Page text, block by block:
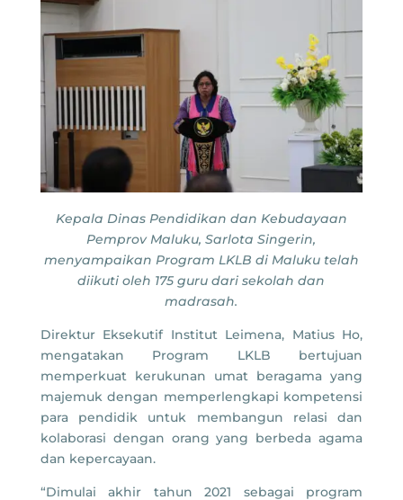
Kepala Dinas Pendidikan dan Kebudayaan
Pemprov Maluku, Sarlota Singerin,
menyampaikan Program LKLB di Maluku telah
diikuti oleh 175 guru dari sekolah dan
madrasah.
Direktur Eksekutif Institut Leimena, Matius Ho,
mengatakan Program LKLB bertujuan
memperkuat kerukunan umat beragama yang
majemuk dengan memperlengkapi kompetensi
para pendidik untuk membangun relasi dan
kolaborasi dengan orang yang berbeda agama
dan kepercayaan.
“Dimulai akhir tahun 2021 sebagai program